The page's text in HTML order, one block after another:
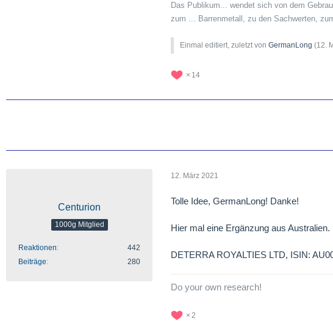
Das Publikum... wendet sich von dem
zum ... Barrenmetall, zu den Sachwerten,
Einmal editiert, zuletzt von GermanLong (12.
14
Centurion
1000g Mitglied
Reaktionen
442
Beiträge
280
12. März 2021
Tolle Idee, GermanLong! Danke!
Hier mal eine Ergänzung aus Australien.
DETERRA ROYALTIES LTD, ISIN:
Do your own research!
2